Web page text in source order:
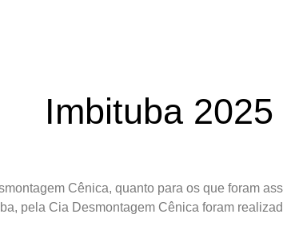
Imbituba 2025
Cênica, quanto para os que foram
pela Cia Desmontagem Cênica foram